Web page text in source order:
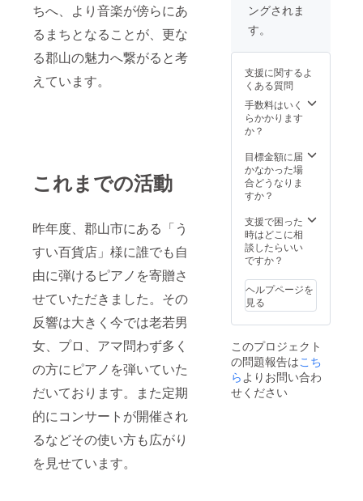
ちへ、より音楽が傍らにあ
るまちとなることが、更な
る郡山の魅力へ繋がると考
えています。
これまでの活動
昨年度、郡山市にある「う
すい百貨店」様に誰でも自
由に弾けるピアノを寄贈さ
せていただきました。その
反響は大きく今では老若男
女、プロ、アマ問わず多く
の方にピアノを弾いていた
だいております。また定期
的にコンサートが開催され
るなどその使い方も広がり
を見せています。
ングされま
す。
支援に関するよ
くある質問
手数料はいく
らかかります
か？
目標金額に届
かなかった場
合どうなりま
すか？
支援で困った
時はどこに相
談したらいい
ですか？
ヘルプページを
見る
このプロジェクト
の問題報告はこち
らよりお問い合わ
せください